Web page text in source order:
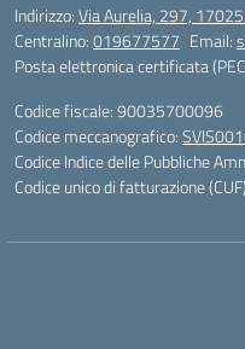
Indirizzo:Via Aurelia, 297, 17025
Centralino:019677577 Email:
Posta elettronica certificata
Codice fiscale: 90035700096
Codice meccanografico:
Codice Indice delle Pubbliche
Codice unico di fatturazione